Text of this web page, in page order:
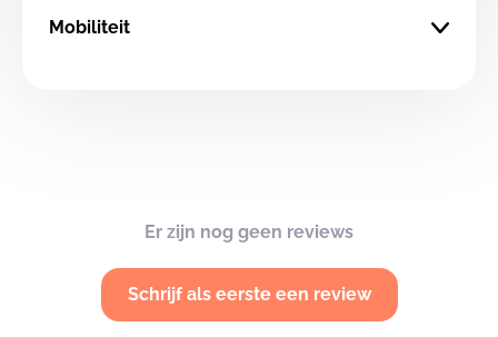
Mobiliteit
Er zijn nog geen reviews
Schrijf als eerste een review